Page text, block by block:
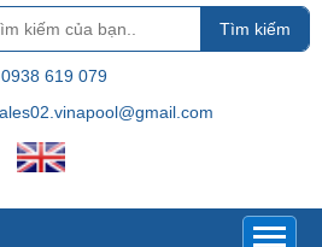
Tìm kiếm
0938 619 079